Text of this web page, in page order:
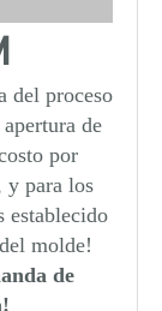
del proceso
de
por
y para los
establecido
molde!
de